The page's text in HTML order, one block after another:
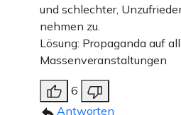
und schlechter,
nehmen zu.
Lösung: Propaganda auf
Massenveranstaltungen
6
Antworten